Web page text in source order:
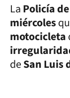
LaPolicía
miércoles
motocicleta
deSan Luis